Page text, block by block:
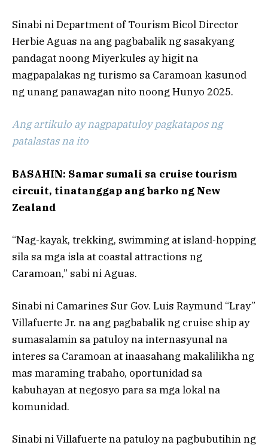
Sinabi ni Department of Tourism Bicol Director
Herbie Aguas na ang pagbabalik ng sasakyang
pandagat noong Miyerkules ay higit na
magpapalakas ng turismo sa Caramoan kasunod
ng unang panawagan nito noong Hunyo 2025.
Ang artikulo ay nagpapatuloy pagkatapos ng
patalastas na ito
BASAHIN: Samar sumali sa cruise tourism
circuit, tinatanggap ang barko ng New
Zealand
“Nag-kayak, trekking, swimming at island-hopping
sila sa mga isla at coastal attractions ng
Caramoan,” sabi ni Aguas.
Sinabi ni Camarines Sur Gov. Luis Raymund “Lray”
Villafuerte Jr. na ang pagbabalik ng cruise ship ay
sumasalamin sa patuloy na internasyunal na
interes sa Caramoan at inaasahang makalilikha ng
mas maraming trabaho, oportunidad sa
kabuhayan at negosyo para sa mga lokal na
komunidad.
Sinabi ni Villafuerte na patuloy na pagbubutihin ng